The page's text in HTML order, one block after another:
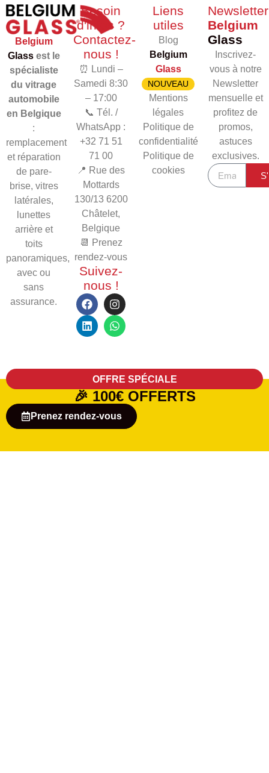
Belgium
Glassest le
spécialiste
du vitrage
automobile
en Belgique
:
remplacement
et réparation
de pare-
brise, vitres
latérales,
lunettes
arrière et
toits
panoramiques,
avec ou
sans
assurance.
Besoin
d'infos ?
Contactez-
nous !
⏰ Lundi –
Samedi 8:30
– 17:00
📞 Tél. /
WhatsApp :
+32 71 51
71 00
📍 Rue des
Mottards
130/13 6200
Châtelet,
Belgique
📆 Prenez
rendez-vous
Suivez-
nous !
Liens
utiles
Blog
Belgium
Glass
NOUVEAU
Mentions
légales
Politique de
confidentialité
Politique de
cookies
Newsletter
Belgium
Glass
Inscrivez-
vous à notre
Newsletter
mensuelle et
profitez de
promos,
astuces
exclusives.
OFFRE SPÉCIALE
🎉 100€ OFFERTS
Prenez rendez-vous